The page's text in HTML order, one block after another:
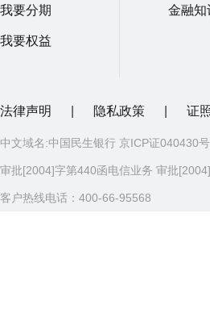
我要分期
我要权益
金融知
法律声明 隐私政策 证
中文域名:中国民生银行 京ICP证040430
审批[2004]字第440函电信业务 审批
客户热线电话：400-66-95568